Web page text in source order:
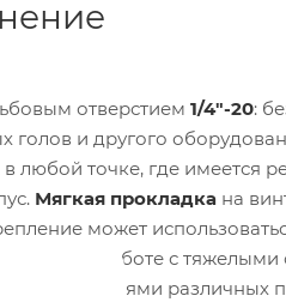
отверстием 1/4"-20:
голов и другого
точке, где имеется
Мягкая прокладка на
может
при работе с
с ремнями различных